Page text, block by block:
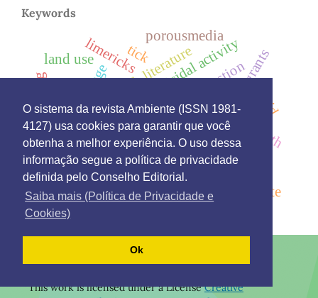
O sistema da revista Ambiente (ISSN 1981-
4127) usa cookies para garantir que você
obtenha a melhor experiência. O uso dessa
informação segue a política de privacidade
definida pelo Conselho Editorial.
Saiba mais (Política de Privacidade e
Cookies)
Ok
Keywords
english literature
limericks
ifpr
lasiodiplodia theobromae
azo compound
fungicidal activity
public policieshigher education
reuni
cognates
spanish language
portuguese language
immigrants
pnrs
solid waste
combustion
porousmedia
land use
tick
pibid
initial training math
diagnosis
This work is licensed under a LicenseCreative